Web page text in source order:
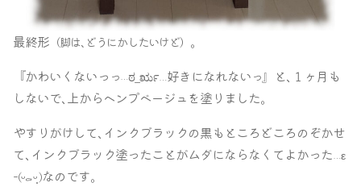
最終形 （脚は､どうにかしたいけど） ｡
『かわいくないっ っ…ಠ_ರೃ…好きになれないっ』と､１ヶ月も
しないで､上からヘンプベージュを塗りました｡
やすりがけして､インクブラックの黒もところどころのぞかせ
て､インクブラック塗ったことがムダにならなくてよかった…ε
ｰ(ᵕ⚰︎ᵕ̩̩ )なのです｡